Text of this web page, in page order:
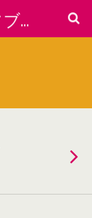
西村ジョイ スタッフブログ